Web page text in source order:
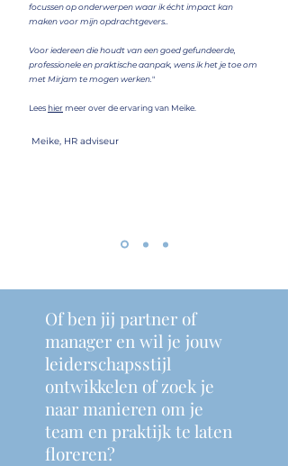
focussen op onderwerpen waar ik écht impact kan
maken voor mijn opdrachtgevers..
Voor iedereen die houdt van een goed gefundeerde,
professionele en praktische aanpak, wens ik het je toe om
met Mirjam te mogen werken."
Leeshiermeer over de ervaring van Meike.
Meike, HR adviseur
Of ben jij partner of
manager en wil je jouw
leiderschapsstijl
ontwikkelen of zoek je
naar manieren om je
team en praktijk te laten
floreren?